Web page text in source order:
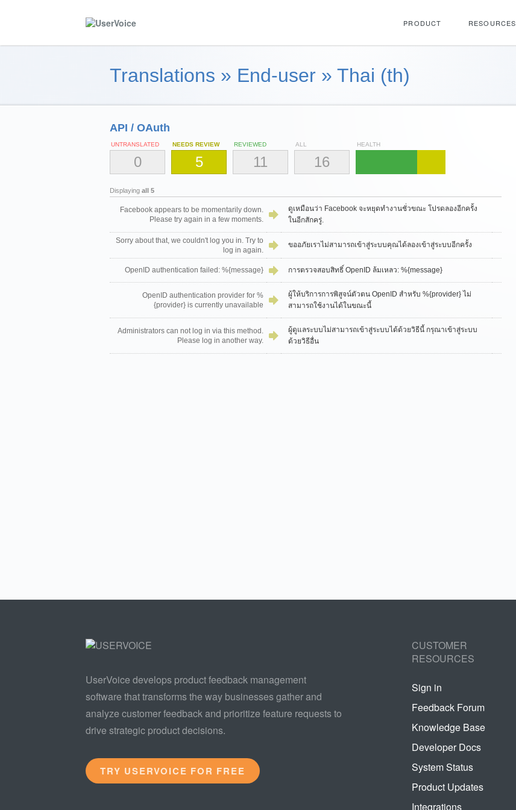
PRODUCT RESOURCES
Translations » End-user » Thai (th)
API / OAuth
UNTRANSLATED
0
NEEDS REVIEW
5
REVIEWED
11
ALL
16
HEALTH
Displaying all 5
Facebook appears to be momentarily down.
Please try again in a few moments.
ดูเหมือนว่า Facebook จะหยุดทำงานชั่วขณะ โปรดลองอีกครั้ง
ในอีกสักครู่.
Sorry about that, we couldn't log you in. Try to
log in again.
ขออภัยเราไม่สามารถเข้าสู่ระบบคุณได้ลองเข้าสู่ระบบอีกครั้ง
OpenID authentication failed: %{message} การตรวจสอบสิทธิ์ OpenID ล้มเหลว: %{message}
OpenID authentication provider for %
{provider} is currently unavailable
ผู้ให้บริการการพิสูจน์ตัวตน OpenID สำหรับ %{provider} ไม่
สามารถใช้งานได้ในขณะนี้
Administrators can not log in via this method.
Please log in another way.
ผู้ดูแลระบบไม่สามารถเข้าสู่ระบบได้ด้วยวิธีนี้ กรุณาเข้าสู่ระบบ
ด้วยวิธีอื่น
UserVoice develops product feedback management
software that transforms the way businesses gather and
analyze customer feedback and prioritize feature requests to
drive strategic product decisions.
TRY USERVOICE FOR FREE
CUSTOMER
RESOURCES
Sign in
Feedback Forum
Knowledge Base
Developer Docs
System Status
Product Updates
Integrations